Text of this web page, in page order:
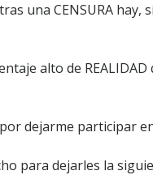
una CENSURA hay,
alto de
por dejarme participar
para dejarles la